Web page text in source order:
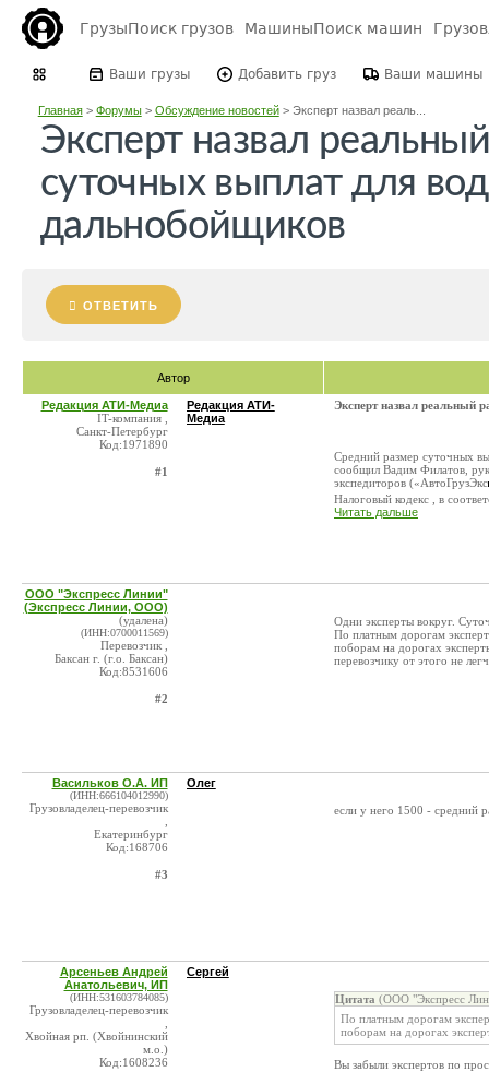
ГрузыПоиск грузов МашиныПоиск машин
Ваши грузы Добавить груз Ваши машины
Главная> Форумы> Обсуждение новостей> Эксперт назвал реаль...
Эксперт назвал
суточных выплат для
дальнобойщиков
ОТВЕТИТЬ
Автор
Редакция АТИ-Медиа
IT-компания ,
Санкт-Петербург
Код:1971890
#1
Редакция АТИ-
Медиа
Эксперт назвал реальный
Средний размер суточных
сообщил Вадим Филатов,
экспедиторов («АвтоГрузЭкс
Налоговый кодекс , в
Читать дальше
ООО "Экспресс Линии"
(Экспресс Линии, ООО)
(удалена)
(ИНН:0700011569)
Перевозчик ,
Баксан г. (г.о. Баксан)
Код:8531606
#2
Одни эксперты вокруг.
По платным дорогам
поборам на дорогах
перевозчику от этого не
Васильков О.А. ИП
(ИНН:666104012990)
Грузовладелец-перевозчик
Екатеринбург
Код:168706
#3
Олег
если у него 1500 - средний
Арсеньев Андрей
Анатольевич, ИП
(ИНН:531603784085)
Грузовладелец-перевозчик
Хвойная рп. (Хвойнинский
м.о.)
Код:1608236
Сергей
Цитата (ООО "Экспресс
По платным дорогам
поборам на дорогах
Вы забыли экспертов по